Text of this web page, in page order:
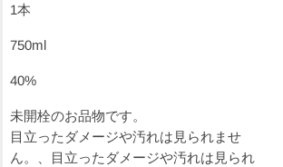
1本
750ml
40%
未開栓のお品物です。
目立ったダメージや汚れは見られませ
ん。、目立ったダメージや汚れは見られ